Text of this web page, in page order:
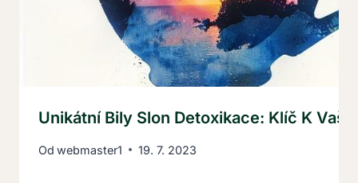
Unikátní Bily Slon Detoxikace: Klíč K
Od webmaster1 19. 7. 2023